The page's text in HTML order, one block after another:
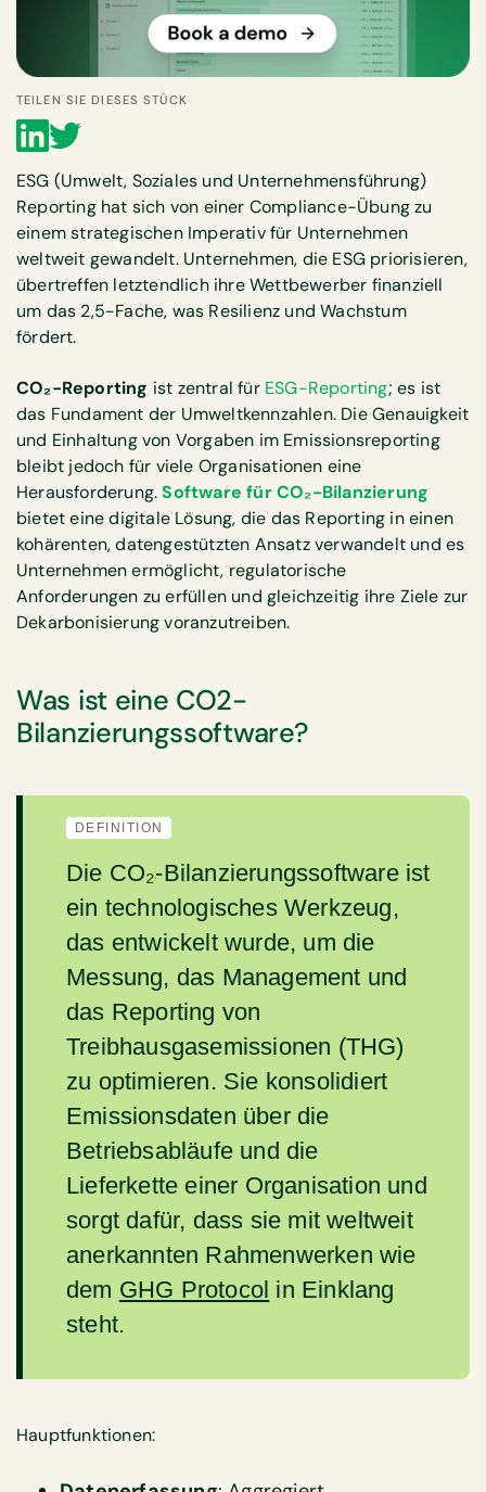
TEILEN SIE DIESES STÜCK
ESG (Umwelt, Soziales und Unternehmensführung)
Reporting hat sich von einer Compliance-Übung zu
einem strategischen Imperativ für Unternehmen
weltweit gewandelt. Unternehmen, die ESG priorisieren,
übertreffen letztendlich ihre Wettbewerber finanziell
um das 2,5-Fache, was Resilienz und Wachstum
fördert.
CO₂-Reporting ist zentral für ESG-Reporting; es ist
das Fundament der Umweltkennzahlen. Die Genauigkeit
und Einhaltung von Vorgaben im Emissionsreporting
bleibt jedoch für viele Organisationen eine
Herausforderung.Software für CO₂-Bilanzierung
bietet eine digitale Lösung, die das Reporting in einen
kohärenten, datengestützten Ansatz verwandelt und es
Unternehmen ermöglicht, regulatorische
Anforderungen zu erfüllen und gleichzeitig ihre Ziele zur
Dekarbonisierung voranzutreiben.
Was ist eine CO2-
Bilanzierungssoftware?
DEFINITION
Die CO₂-Bilanzierungssoftware ist
ein technologisches Werkzeug,
das entwickelt wurde, um die
Messung, das Management und
das Reporting von
Treibhausgasemissionen (THG)
zu optimieren. Sie konsolidiert
Emissionsdaten über die
Betriebsabläufe und die
Lieferkette einer Organisation und
sorgt dafür, dass sie mit weltweit
anerkannten Rahmenwerken wie
dem GHG Protocol in Einklang
steht.
Hauptfunktionen: